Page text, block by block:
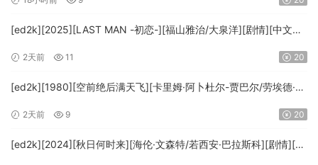
[ed2k][2025][LAST MAN -初恋-][福山雅治/大泉洋][剧情][中文字
2天前 11 20
[ed2k][1980][空前绝后满天飞][卡里姆·阿卜杜尔-贾巴尔/劳埃德·布
HD.MA5.1.x265.10bit-BeiTai]
2天前 9 20
[ed2k][2024][秋日何时来][海伦·文森特/若西安·巴拉斯科][剧情][中